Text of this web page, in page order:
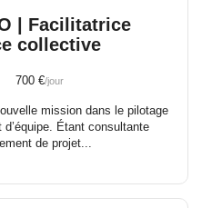
| Facilitatrice
collective
700 €/jour
mission dans le pilotage
d’équipe. Étant consultante
de projet...